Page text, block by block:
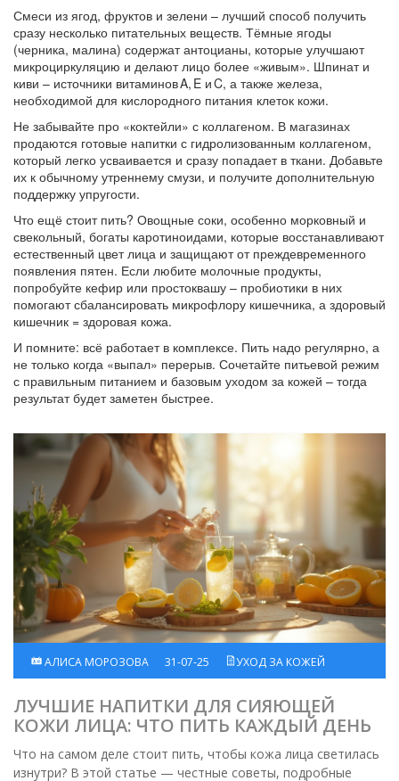
Смеси из ягод, фруктов и зелени – лучший способ получить
сразу несколько питательных веществ. Тёмные ягоды
(черника, малина) содержат антоцианы, которые улучшают
микроциркуляцию и делают лицо более «живым». Шпинат и
киви – источники витаминов A, E и C, а также железа,
необходимой для кислородного питания клеток кожи.
Не забывайте про «коктейли» с коллагеном. В магазинах
продаются готовые напитки с гидролизованным коллагеном,
который легко усваивается и сразу попадает в ткани. Добавьте
их к обычному утреннему смузи, и получите дополнительную
поддержку упругости.
Что ещё стоит пить? Овощные соки, особенно морковный и
свекольный, богаты каротиноидами, которые восстанавливают
естественный цвет лица и защищают от преждевременного
появления пятен. Если любите молочные продукты,
попробуйте кефир или простоквашу – пробиотики в них
помогают сбалансировать микрофлору кишечника, а здоровый
кишечник = здоровая кожа.
И помните: всё работает в комплексе. Пить надо регулярно, а
не только когда «выпал» перерыв. Сочетайте питьевой режим
с правильным питанием и базовым уходом за кожей – тогда
результат будет заметен быстрее.
АЛИСА МОРОЗОВА 31-07-25 УХОД ЗА КОЖЕЙ
ЛУЧШИЕ НАПИТКИ ДЛЯ СИЯЮЩЕЙ
КОЖИ ЛИЦА: ЧТО ПИТЬ КАЖДЫЙ ДЕНЬ
Что на самом деле стоит пить, чтобы кожа лица светилась
изнутри? В этой статье — честные советы, подробные